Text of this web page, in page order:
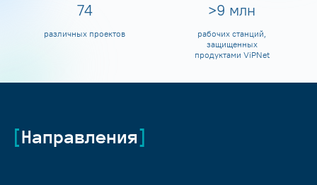
80
различных проектов
>10 млн
рабочих станций,
защищенных
продуктами ViPNet
Направления